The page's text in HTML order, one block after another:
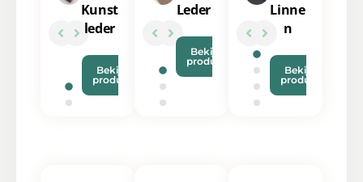
Kunst
leder
Bekijk
product
Leder
Bekijk
product
Linne
n
Bekijk
product